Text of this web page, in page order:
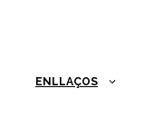
ENLLAÇOS